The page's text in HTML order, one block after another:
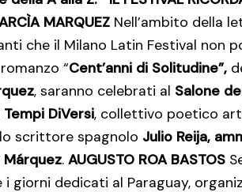
MARQUEZ Nell’ambito della
che il Milano Latin Festival non
“Cent’anni di Solitudine”,
, saranno celebrati al Salone
Tempi DiVersi, collettivo poetico
scrittore spagnolo Julio Reija,
Márquez. AUGUSTO ROA BASTOS
i giorni dedicati al Paraguay,